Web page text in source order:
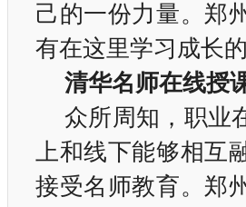
己的一份力量。郑
有在这里学习成长
清华名师在线授
众所周知，职业
上和线下能够相互
接受名师教育。郑